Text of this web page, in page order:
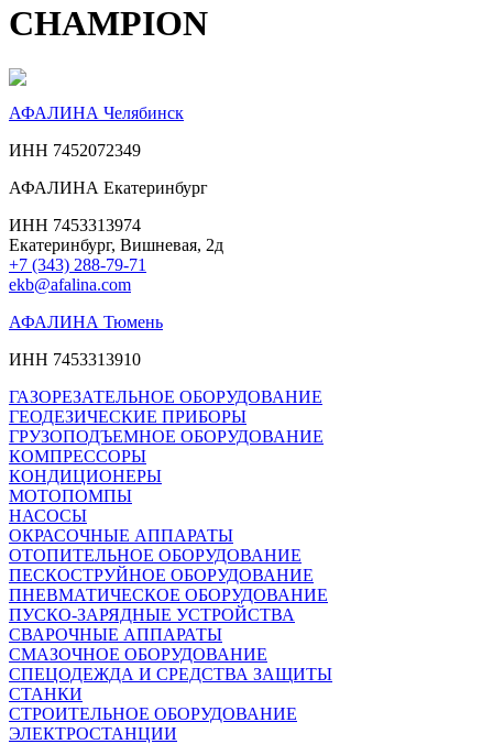
CHAMPION
АФАЛИНА Челябинск
ИНН 7452072349
АФАЛИНА Екатеринбург
ИНН 7453313974
Екатеринбург, Вишневая, 2д
+7 (343) 288-79-71
ekb@afalina.com
АФАЛИНА Тюмень
ИНН 7453313910
ГАЗОРЕЗАТЕЛЬНОЕ ОБОРУДОВАНИЕ
ГЕОДЕЗИЧЕСКИЕ ПРИБОРЫ
ГРУЗОПОДЪЕМНОЕ ОБОРУДОВАНИЕ
КОМПРЕССОРЫ
КОНДИЦИОНЕРЫ
МОТОПОМПЫ
НАСОСЫ
ОКРАСОЧНЫЕ АППАРАТЫ
ОТОПИТЕЛЬНОЕ ОБОРУДОВАНИЕ
ПЕСКОСТРУЙНОЕ ОБОРУДОВАНИЕ
ПНЕВМАТИЧЕСКОЕ ОБОРУДОВАНИЕ
ПУСКО-ЗАРЯДНЫЕ УСТРОЙСТВА
СВАРОЧНЫЕ АППАРАТЫ
СМАЗОЧНОЕ ОБОРУДОВАНИЕ
СПЕЦОДЕЖДА И СРЕДСТВА ЗАЩИТЫ
СТАНКИ
СТРОИТЕЛЬНОЕ ОБОРУДОВАНИЕ
ЭЛЕКТРОСТАНЦИИ